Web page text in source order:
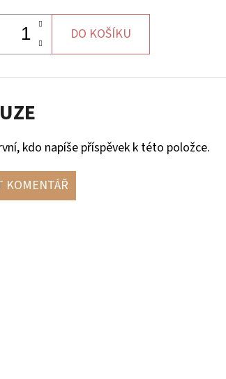
DO KOŠÍKU
kdo napíše příspěvek k této položce.
KOMENTÁŘ